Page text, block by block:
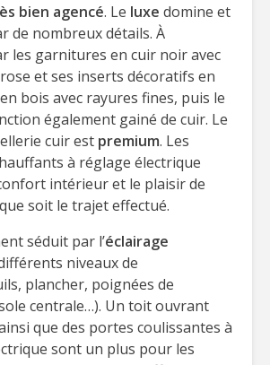
bien agencé. Le luxe domine et
de nombreux détails. À
les garnitures en cuir noir avec
et ses inserts décoratifs en
bois avec rayures fines, puis le
également gainé de cuir. Le
cuir est premium. Les
à réglage électrique
intérieur et le plaisir de
soit le trajet effectué.
séduit par l’éclairage
niveaux de
plancher, poignées de
centrale…). Un toit ouvrant
que des portes coulissantes à
sont un plus pour les